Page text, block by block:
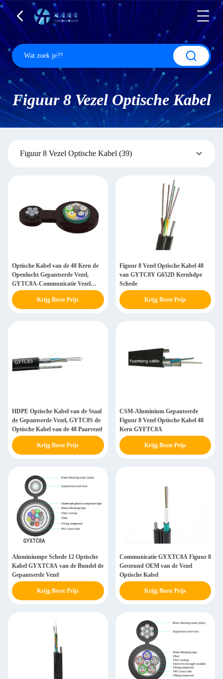
Figuur 8 Vezel Optische Kabel
Figuur 8 Vezel Optische Kabel (39)
Optische Kabel van de 48 Kern de
Openlucht Gepantserde Vezel,
GYTC8A-Communicatie Vezel
Optische Kabel
Krijg Beste Prijs
Figuur 8 Vezel Optische Kabel 48
van GYTC8Y G652D Kernhdpe
Schede
Krijg Beste Prijs
HDPE Optische Kabel van de Staal
de Gepantserde Vezel, GYTC8S de
Optische Kabel van de 48 Paarvezel
Krijg Beste Prijs
CSM-Aluminium Gepantserde
Figuur 8 Vezel Optische Kabel 48
Kern GYFTC8A
Krijg Beste Prijs
Aluminiumpe Schede 12 Optische
Kabel GYXTC8A van de Bundel de
Gepantserde Vezel
Krijg Beste Prijs
Communicatie GYXTC8A Figuur 8
Gesteund OEM van de Vezel
Optische Kabel
Krijg Beste Prijs